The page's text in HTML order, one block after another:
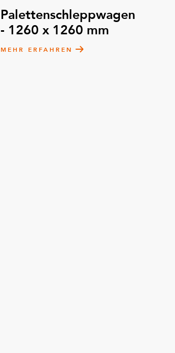
Palettenschleppwagen
- 1260 x 1260 mm
MEHR ERFAHREN